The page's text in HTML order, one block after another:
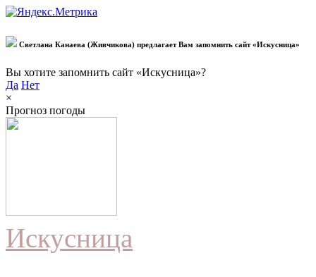
Светлана Канаева (Живчикова) предлагает Вам запомнить сайт «Искусница»
Вы хотите запомнить сайт «Искусница»?
Да Нет
×
Прогноз погоды
Искусница